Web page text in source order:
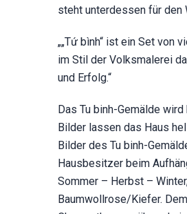
steht unterdessen für den
„„Tứ bình“ ist ein Set von
im Stil der Volksmalerei
und Erfolg.“
Das Tu binh-Gemälde
Bilder lassen das Haus
Bilder des Tu binh-
Hausbesitzer beim
Sommer – Herbst –
Baumwollrose/Kiefer.